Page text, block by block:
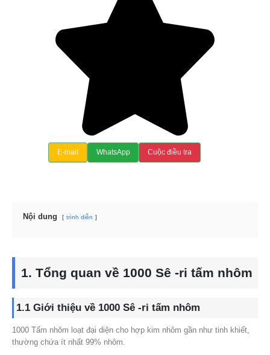
E-mail WhatsApp Cuộc điều tra
Nội dung trình diễn
1. Tổng quan về 1000 Sê -ri tấm nhôm
1.1 Giới thiệu về 1000 Sê -ri tấm nhôm
1000 Tấm nhôm loạt đại diện cho hợp kim nhôm gần như tinh khiết,
thường chứa ít nhất 99% nhôm.